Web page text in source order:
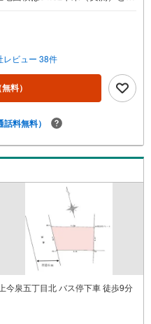
ーズも高くおすすめです。周
い住宅用地です。駅までは徒
【年中無休/9:00～21:00】人
集中するため、お早めにお電
見学する」ボタンよりご予約頂
。■その他、各種ご相談も承って
からお客様へ経験豊富なス
も併せてご紹介可能ですのでお
駐車場もございますので、お
レビュー 38件
無料）
話料無料）
今泉五丁目北 バス停下車 徒歩9分